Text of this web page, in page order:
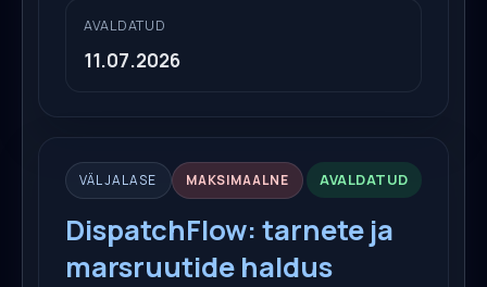
AVALDATUD
11.07.2026
VÄLJALASE MAKSIMAALNE AVALDATUD
DispatchFlow: tarnete ja
marsruutide haldus